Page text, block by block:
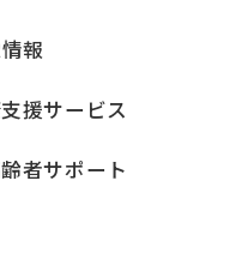
の開示
様からお預かりした
く第三者に提供、開
だし、法令により当
報
援サービス
者サポート